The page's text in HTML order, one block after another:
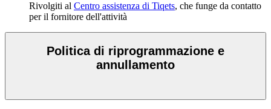
Rivolgiti al Centro assistenza di Tiqets, che funge da contatto
per il fornitore dell'attività
Politica di riprogrammazione e
annullamento